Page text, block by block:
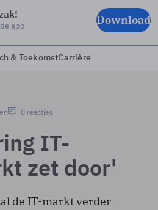
app Download
& ToekomstCarrière
0 reacties
IT-
zet door'
de IT-markt verder